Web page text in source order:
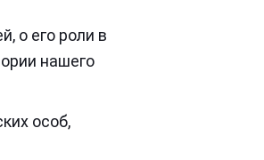
о его роли в
нашего
особ,